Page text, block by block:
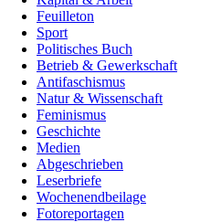
Feuilleton
Sport
Politisches Buch
Betrieb & Gewerkschaft
Antifaschismus
Natur & Wissenschaft
Feminismus
Geschichte
Medien
Abgeschrieben
Leserbriefe
Wochenendbeilage
Fotoreportagen